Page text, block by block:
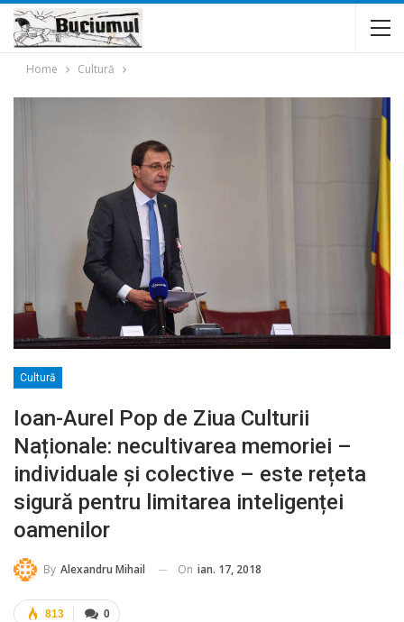
Home Cultură
Cultură
Ioan-Aurel Pop de Ziua Culturii
Naționale: necultivarea memoriei –
individuale și colective – este rețeta
sigură pentru limitarea inteligenței
oamenilor
By Alexandru Mihail On ian. 17, 2018
0
813